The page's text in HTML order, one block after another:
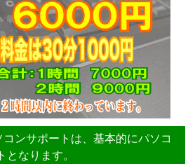
ンサポートは、基本的にパソコ
となります。